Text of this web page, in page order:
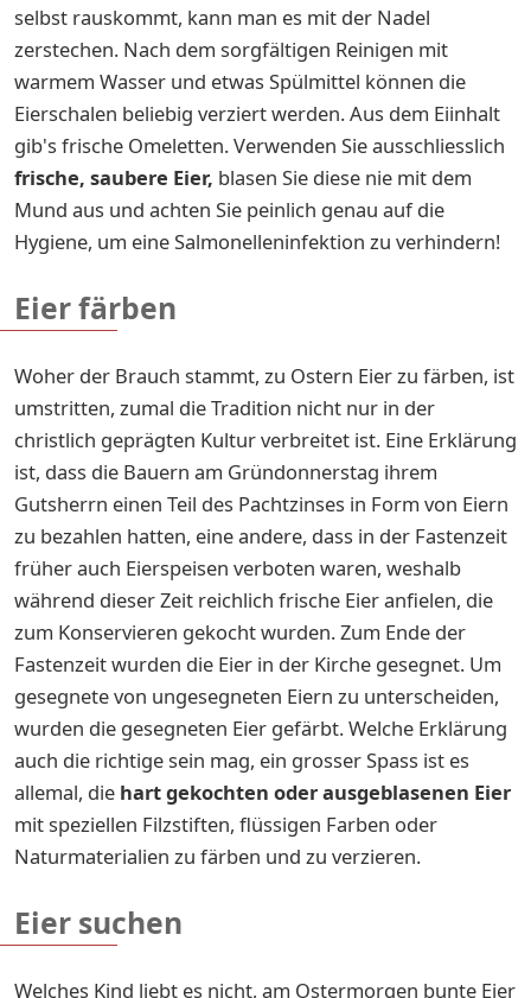
selbst rauskommt, kann man es mit der Nadel
zerstechen. Nach dem sorgfältigen Reinigen mit
warmem Wasser und etwas Spülmittel können die
Eierschalen beliebig verziert werden. Aus dem Eiinhalt
gib's frische Omeletten. Verwenden Sie ausschliesslich
frische, saubere Eier, blasen Sie diese nie mit dem
Mund aus und achten Sie peinlich genau auf die
Hygiene, um eine Salmonelleninfektion zu verhindern!
Eier färben
Woher der Brauch stammt, zu Ostern Eier zu färben, ist
umstritten, zumal die Tradition nicht nur in der
christlich geprägten Kultur verbreitet ist. Eine Erklärung
ist, dass die Bauern am Gründonnerstag ihrem
Gutsherrn einen Teil des Pachtzinses in Form von Eiern
zu bezahlen hatten, eine andere, dass in der Fastenzeit
früher auch Eierspeisen verboten waren, weshalb
während dieser Zeit reichlich frische Eier anfielen, die
zum Konservieren gekocht wurden. Zum Ende der
Fastenzeit wurden die Eier in der Kirche gesegnet. Um
gesegnete von ungesegneten Eiern zu unterscheiden,
wurden die gesegneten Eier gefärbt. Welche Erklärung
auch die richtige sein mag, ein grosser Spass ist es
allemal, die hart gekochten oder ausgeblasenen Eier
mit speziellen Filzstiften, flüssigen Farben oder
Naturmaterialien zu färben und zu verzieren.
Eier suchen
Welches Kind liebt es nicht, am Ostermorgen bunte Eier